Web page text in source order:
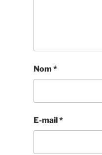
Nom *
E-mail*